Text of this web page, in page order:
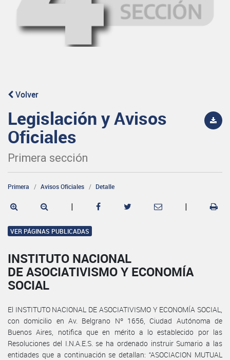
Volver
Legislación y Avisos
Oficiales
Primera sección
Primera Avisos Oficiales Detalle
| |
VER PÁGINAS PUBLICADAS
INSTITUTO NACIONAL
DE ASOCIATIVISMO Y ECONOMÍA
SOCIAL
El INSTITUTO NACIONAL DE ASOCIATIVISMO Y ECONOMÍA SOCIAL,
con domicilio en Av. Belgrano Nº 1656, Ciudad Autónoma de
Buenos Aires, notifica que en mérito a lo establecido por las
Resoluciones del I.N.A.E.S. se ha ordenado instruir Sumario a las
entidades que a continuación se detallan: “ASOCIACION MUTUAL